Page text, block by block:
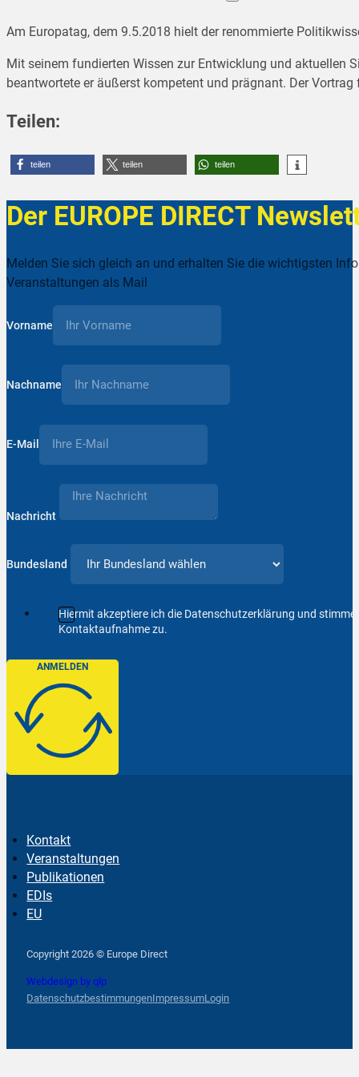
Am Europatag, dem 9.5.2018 hielt der renommierte
Mit seinem fundierten Wissen zur Entwicklung und aktuellen
beantwortete er äußerst kompetent und prägnant. Der
Teilen:
teilen teilen teilen
Der EUROPE DIRECT
Melden Sie sich gleich an und erhalten Sie die wichtigsten
Veranstaltungen als Mail
Vorname
Nachname
E-Mail
Nachricht
Bundesland
Hiermit akzeptiere ich die Datenschutzerklärung und
Kontaktaufnahme zu.
ANMELDEN
Kontakt
Veranstaltungen
Publikationen
EDIs
EU
Copyright 2026 © Europe Direct
Webdesign by qlp
DatenschutzbestimmungenImpressumLogin